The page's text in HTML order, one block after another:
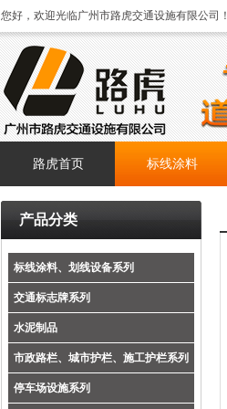
您好，欢迎光临广州市路虎交通设施有限公司！
路虎首页 标线涂料
产品分类
标线涂料、划线设备系列
交通标志牌系列
水泥制品
市政路栏、城市护栏、施工护栏系列
停车场设施系列